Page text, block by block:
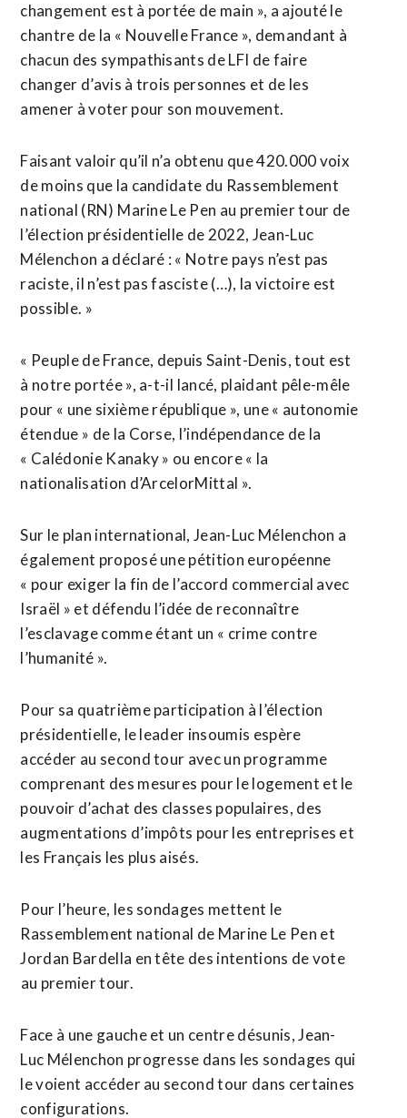
changement est à portée de main », a ajouté le
chantre de la « Nouvelle France », demandant à
chacun des sympathisants de LFI de faire
changer d’avis à trois personnes et de les
amener à voter pour son mouvement.
Faisant valoir qu’il n’a ⁠obtenu que 420.000 voix
de moins que la candidate du Rassemblement
national (RN) ⁠Marine Le Pen au premier tour de
l’élection présidentielle de 2022, Jean-Luc
Mélenchon a déclaré : « Notre pays n’est pas
raciste, il n’est pas fasciste (…), la victoire est
possible. »
« Peuple de France, depuis Saint-Denis, tout est
à notre portée », a-t-il ⁠lancé, plaidant ‌pêle-mêle
pour « une sixième république », une « autonomie
étendue » de la Corse, l’indépendance ⁠de la
« Calédonie Kanaky » ou encore « la
nationalisation d’ArcelorMittal ».
Sur le ​plan international, Jean-Luc ​Mélenchon a
également proposé une pétition européenne
« pour exiger la fin de l’accord ​commercial avec
Israël » et défendu l’idée de reconnaître
l’esclavage comme étant un « crime contre
l’humanité ».
Pour sa quatrième participation ‌à l’élection
présidentielle, ​le leader insoumis espère
accéder au second tour avec un programme
comprenant des ​mesures pour le logement et le
pouvoir d’achat des classes populaires, des
augmentations d’impôts pour les entreprises et
les Français les plus aisés.
Pour l’heure, les sondages mettent le
Rassemblement national de Marine Le Pen et
Jordan Bardella en tête des intentions de vote
⁠au premier tour.
Face à une gauche et un centre désunis, Jean-
Luc Mélenchon progresse dans les sondages qui
le voient accéder ​au second tour dans certaines
configurations.